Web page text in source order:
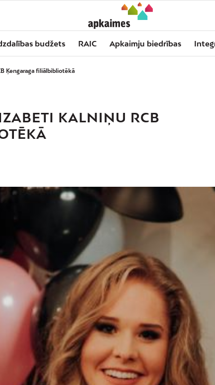
budžets RAIC Apkaimju biedrības
Ķengaraga filiālbibliotēkā
KALNIŅU RCB